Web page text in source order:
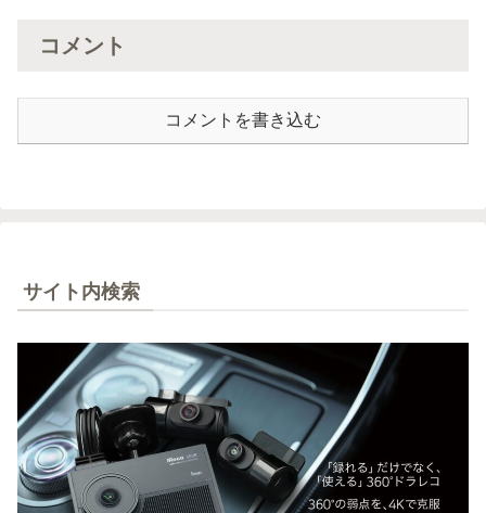
コメント
コメントを書き込む
サイト内検索